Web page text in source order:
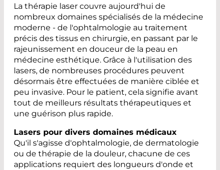
La thérapie laser couvre aujourd'hui de
nombreux domaines spécialisés de la médecine
moderne - de l'ophtalmologie au traitement
précis des tissus en chirurgie, en passant par le
rajeunissement en douceur de la peau en
médecine esthétique. Grâce à l'utilisation des
lasers, de nombreuses procédures peuvent
désormais être effectuées de manière ciblée et
peu invasive. Pour le patient, cela signifie avant
tout de meilleurs résultats thérapeutiques et
une guérison plus rapide.
Lasers pour divers domaines médicaux
Qu'il s'agisse d'ophtalmologie, de dermatologie
ou de thérapie de la douleur, chacune de ces
applications requiert des longueurs d'onde et